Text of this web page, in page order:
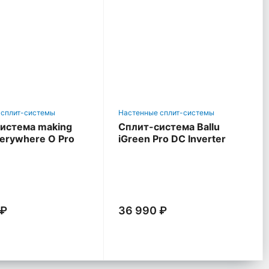
системы
making
O Pro
Настенные сплит-системы
Сплит-система Ballu
iGreen Pro DC Inverter
36 990 ₽